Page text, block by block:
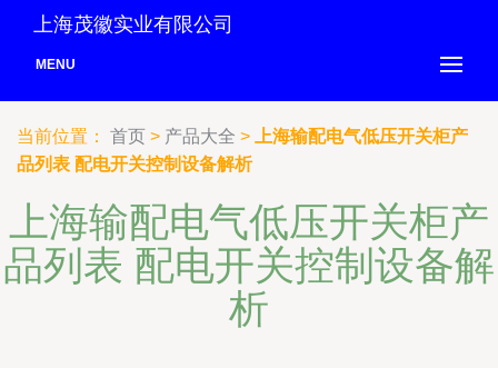
上海茂徽实业有限公司
MENU
当前位置： 首页 > 产品大全 >
上海输配电气低压开关柜产
品列表 配电开关控制设备解析
上海输配电气低压开关柜产
品列表 配电开关控制设备解
析